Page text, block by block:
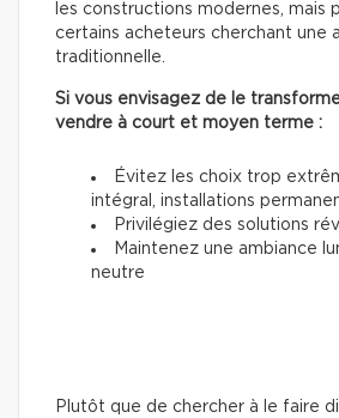
les constructions modernes, mais
certains acheteurs cherchant une
traditionnelle.
Si vous envisagez de le
vendre à court et moyen terme :
Évitez les choix trop
intégral, installations
Privilégiez des solutions
Maintenez une ambiance
neutre
Plutôt que de chercher à le faire